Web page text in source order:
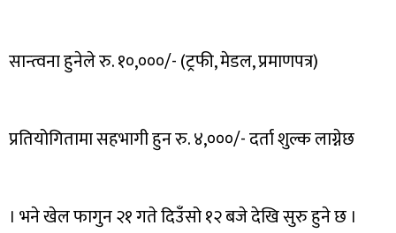
सान्त्वना हुनेले रु. १०,०००/- (ट्रफी, मेडल, प्रमाणपत्र)
प्रतियोगितामा सहभागी हुन रु. ४,०००/- दर्ता शुल्क लाग्नेछ
। भने खेल फागुन २१ गते दिउँसो १२ बजे देखि सुरु हुने छ ।